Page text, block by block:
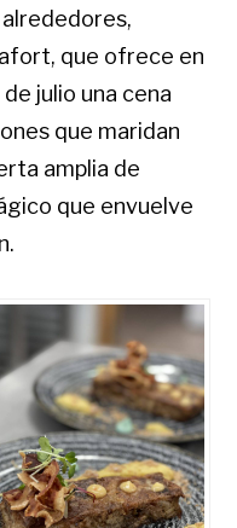
que ofrece en
julio una cena
que maridan
amplia de
que envuelve